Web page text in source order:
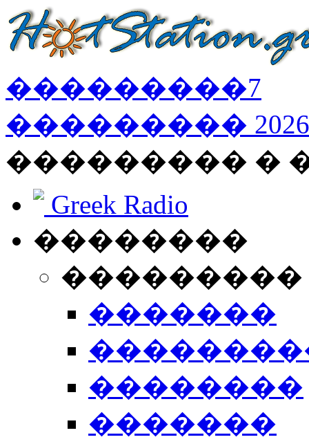
���������7
��������� 2026
��������� �
Greek Radio
��������
�������
��������
�������